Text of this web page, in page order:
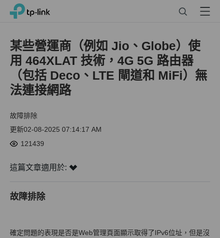
Click
navigation
TP-Link, Reliably Smart Menu
某些營運商（例如 Jio、Globe）使
用 464XLAT 技術，4G 5G 路由器
（包括 Deco、LTE 閘道和 MiFi）無
法連接網路
故障排除
更新02-08-2025 07:14:17 AM
121439
這篇文章適用於:
故障排除
確定問題的表現是否是Web管理頁面顯示取得了IPv6位址，但是沒